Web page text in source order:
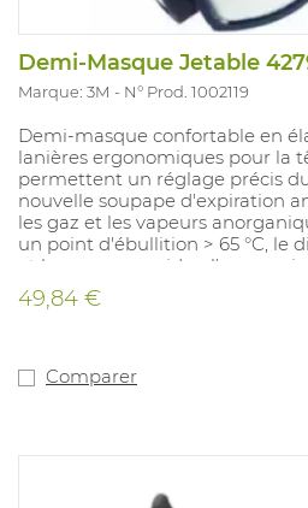
Demi-Masque Jetable
Marque: 3M N° Prod. 1002119
Demi-masque confortable en
lanières ergonomiques pour la
permettent un réglage précis
nouvelle soupape d'expiration
les gaz et les vapeurs
un point d'ébullition > 65 °C, le
et les vapeurs acides,
d'ammoniaque organiques, et
poussières, de brume et de
classe 1: jusqu'à une
processus avec des risques
49,84 €
Comparer